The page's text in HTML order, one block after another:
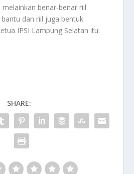
benar-benar riil
dan riil juga bentuk
IPSI Lampung Selatan itu.
SHARE: